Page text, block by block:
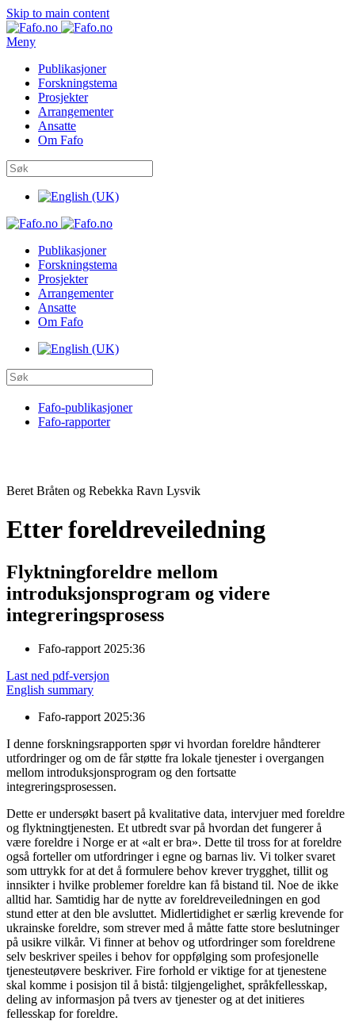
Skip to main content
Meny
Publikasjoner
Forskningstema
Prosjekter
Arrangementer
Ansatte
Om Fafo
Publikasjoner
Forskningstema
Prosjekter
Arrangementer
Ansatte
Om Fafo
Fafo-publikasjoner
Fafo-rapporter
Beret Bråten og Rebekka Ravn Lysvik
Etter foreldreveiledning
Flyktningforeldre mellom
introduksjonsprogram og videre
integreringsprosess
Fafo-rapport 2025:36
Last ned pdf-versjon
English summary
Fafo-rapport 2025:36
I denne forskningsrapporten spør vi hvordan foreldre håndterer
utfordringer og om de får støtte fra lokale tjenester i overgangen
mellom introduksjonsprogram og den fortsatte
integreringsprosessen.
Dette er undersøkt basert på kvalitative data, intervjuer med foreldre
og flyktningtjenesten. Et utbredt svar på hvordan det fungerer å
være foreldre i Norge er at «alt er bra». Dette til tross for at foreldre
også forteller om utfordringer i egne og barnas liv. Vi tolker svaret
som uttrykk for at det å formulere behov krever trygghet, tillit og
innsikter i hvilke problemer foreldre kan få bistand til. Noe de ikke
alltid har. Samtidig har de nytte av foreldreveiledningen en god
stund etter at den ble avsluttet. Midlertidighet er særlig krevende for
ukrainske foreldre, som strever med å måtte fatte store beslutninger
på usikre vilkår. Vi finner at behov og utfordringer som foreldrene
selv beskriver speiles i behov for oppfølging som profesjonelle
tjenesteutøvere beskriver. Fire forhold er viktige for at tjenestene
skal komme i posisjon til å bistå: tilgjengelighet, språkfellesskap,
deling av informasjon på tvers av tjenester og at det initieres
fellesskap for foreldre.